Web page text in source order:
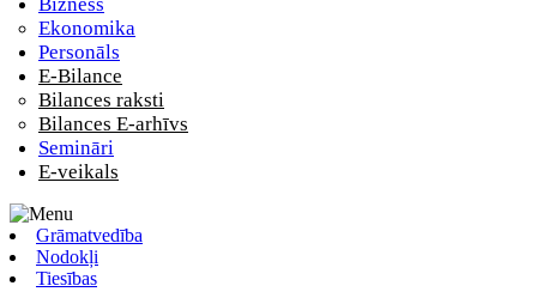
Ekonomika
Personāls
E-Bilance
Bilances raksti
Bilances E-arhīvs
Semināri
E-veikals
Grāmatvedība
Nodokļi
Tiesības